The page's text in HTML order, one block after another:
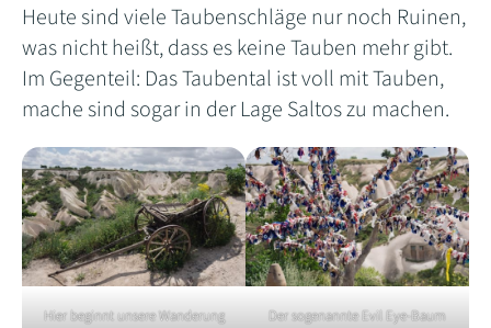
Heute sind viele Taubenschläge nur noch Ruinen,
was nicht heißt, dass es keine Tauben mehr gibt.
Im Gegenteil: Das Taubental ist voll mit Tauben,
mache sind sogar in der Lage Saltos zu machen.
Hier beginnt unsere Wanderung
Der sogenannte Evil Eye-Baum